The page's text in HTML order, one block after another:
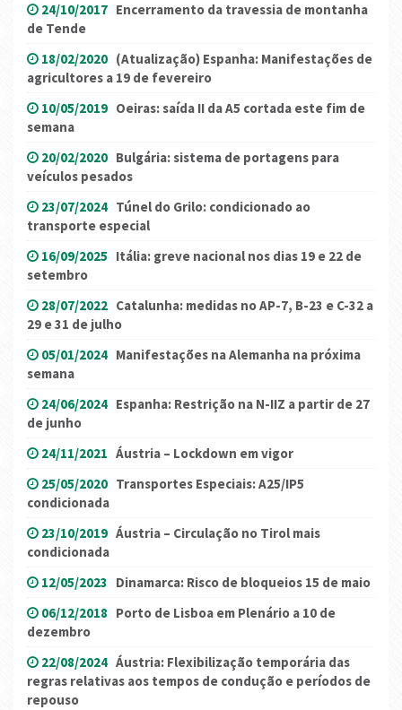
24/10/2017 Encerramento da travessia de montanha
de Tende
18/02/2020 (Atualização) Espanha: Manifestações de
agricultores a 19 de fevereiro
10/05/2019 Oeiras: saída II da A5 cortada este fim de
semana
20/02/2020 Bulgária: sistema de portagens para
veículos pesados
23/07/2024 Túnel do Grilo: condicionado ao
transporte especial
16/09/2025 Itália: greve nacional nos dias 19 e 22 de
setembro
28/07/2022 Catalunha: medidas no AP-7, B-23 e C-32 a
29 e 31 de julho
05/01/2024 Manifestações na Alemanha na próxima
semana
24/06/2024 Espanha: Restrição na N-IIZ a partir de 27
de junho
24/11/2021 Áustria – Lockdown em vigor
25/05/2020 Transportes Especiais: A25/IP5
condicionada
23/10/2019 Áustria – Circulação no Tirol mais
condicionada
12/05/2023 Dinamarca: Risco de bloqueios 15 de maio
06/12/2018 Porto de Lisboa em Plenário a 10 de
dezembro
22/08/2024 Áustria: Flexibilização temporária das
regras relativas aos tempos de condução e períodos de
repouso